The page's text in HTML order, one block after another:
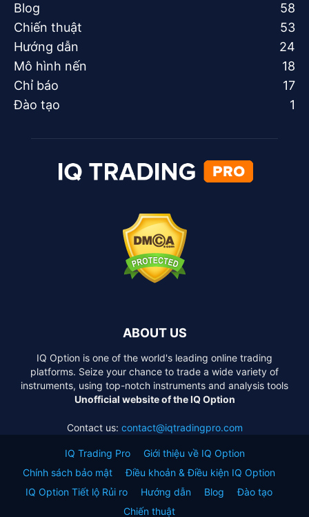
Blog
58
Chiến thuật
53
Hướng dẫn
24
Mô hình nến
18
Chỉ báo
17
Đào tạo
1
ABOUT US
IQ Option is one of the world's leading online trading
platforms. Seize your chance to trade a wide variety of
instruments, using top-notch instruments and analysis tools
Unofficial website of the IQ Option
Contact us: contact@iqtradingpro.com
IQ Trading Pro
Giới thiệu về IQ Option
Chính sách bảo mật
Điều khoản & Điều kiện IQ Option
IQ Option Tiết lộ Rủi ro
Hướng dẫn Blog
Đào tạo
Chiến thuật